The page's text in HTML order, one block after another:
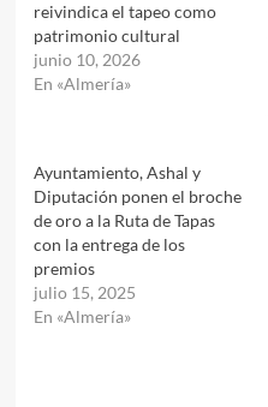
reivindica el tapeo como
patrimonio cultural
junio 10, 2026
En «Almería»
Ayuntamiento, Ashal y
Diputación ponen el broche
de oro a la Ruta de Tapas
con la entrega de los
premios
julio 15, 2025
En «Almería»